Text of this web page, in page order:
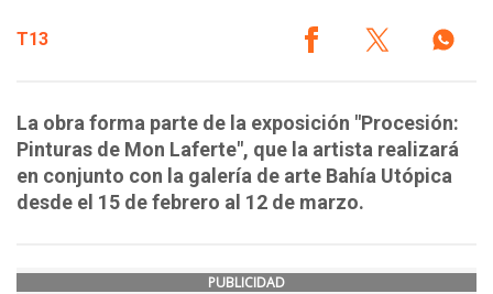
T13
La obra forma parte de la exposición "Procesión:
Pinturas de Mon Laferte", que la artista realizará
en conjunto con la galería de arte Bahía Utópica
desde el 15 de febrero al 12 de marzo.
PUBLICIDAD